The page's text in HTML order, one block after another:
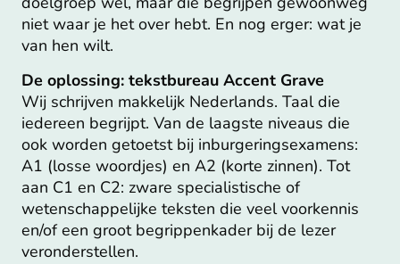
niet waar je het over hebt. En nog erger: wat je
van hen wilt.
De oplossing: tekstbureau Accent Grave
Wij schrijven makkelijk Nederlands. Taal die
iedereen begrijpt. Van de laagste niveaus die
ook worden getoetst bij inburgeringsexamens:
A1 (losse woordjes) en A2 (korte zinnen). Tot
aan C1 en C2: zware specialistische of
wetenschappelijke teksten die veel voorkennis
en/of een groot begrippenkader bij de lezer
veronderstellen.